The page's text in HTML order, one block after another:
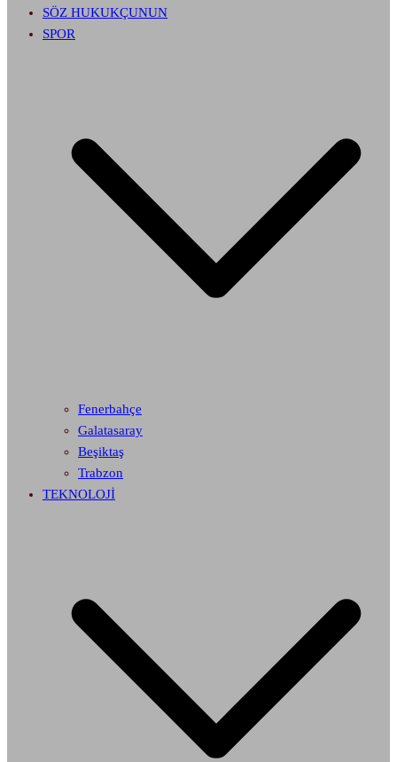
SÖZ HUKUKÇUNUN
SPOR
Fenerbahçe
Galatasaray
Beşiktaş
Trabzon
TEKNOLOJİ